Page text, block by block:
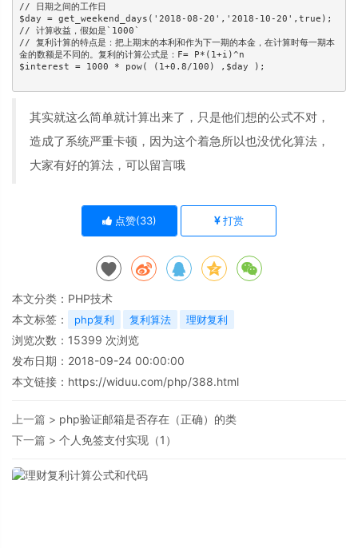
// 日期之间的工作日
$day = get_weekend_days('2018-08-20','2018-10-20',true);
// 计算收益，假如是`1000`
// 复利计算的特点是：把上期末的本利和作为下一期的本金，在计算时每一期本
金的数额是不同的。复利的计算公式是：F= P*(1+i)^n
其实就这么简单就计算出来了，只是他们想的公式不对，
造成了系统严重卡顿，因为这个着急所以也没优化算法，
大家有好的算法，可以留言哦
点赞(33) 打赏
本文分类： PHP技术
本文标签：
php复利 复利算法 理财复利
浏览次数： 15399 次浏览
发布日期：2018-09-24 00:00:00
本文链接： https://widuu.com/php/388.html
上一篇 > php验证邮箱是否存在（正确）的类
下一篇 > 个人免签支付实现（1）